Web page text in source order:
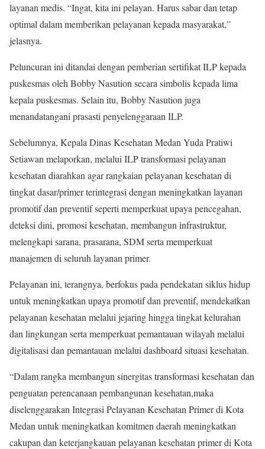
layanan medis. “Ingat, kita ini pelayan. Harus sabar dan tetap
optimal dalam memberikan pelayanan kepada masyarakat,”
jelasnya.
Peluncuran ini ditandai dengan pemberian sertifikat ILP kepada
puskesmas oleh Bobby Nasution secara simbolis kepada lima
kepala puskesmas. Selain itu, Bobby Nasution juga
menandatangani prasasti penyelenggaraan ILP.
Sebelumnya, Kepala Dinas Kesehatan Medan Yuda Pratiwi
Setiawan melaporkan, melalui ILP transformasi pelayanan
kesehatan diarahkan agar rangkaian pelayanan kesehatan di
tingkat dasar/primer terintegrasi dengan meningkatkan layanan
promotif dan preventif seperti memperkuat upaya pencegahan,
deteksi dini, promosi kesehatan, membangun infrastruktur,
melengkapi sarana, prasarana, SDM serta memperkuat
manajemen di seluruh layanan primer.
Pelayanan ini, terangnya, berfokus pada pendekatan siklus hidup
untuk meningkatkan upaya promotif dan preventif, mendekatkan
pelayanan kesehatan melalui jejaring hingga tingkat kelurahan
dan lingkungan serta memperkuat pemantauan wilayah melalui
digitalisasi dan pemantauan melalui dashboard situasi kesehatan.
“Dalam rangka membangun sinergitas transformasi kesehatan dan
penguatan perencanaan pembangunan kesehatan,maka
diselenggarakan Integrasi Pelayanan Kesehatan Primer di Kota
Medan untuk meningkatkan komitmen daerah meningkatkan
cakupan dan keterjangkauan pelayanan kesehatan primer di Kota